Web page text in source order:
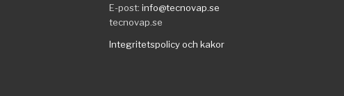
E-post: info@tecnovap.se
tecnovap.se
Integritetspolicy och kakor